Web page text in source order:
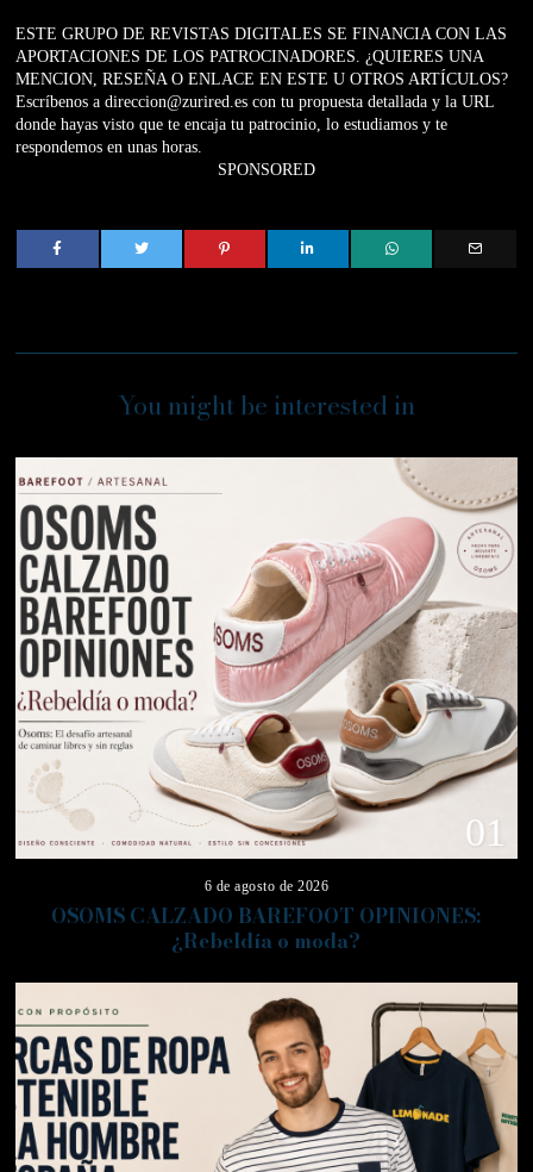
ESTE GRUPO DE REVISTAS DIGITALES SE FINANCIA CON LAS
APORTACIONES DE LOS PATROCINADORES. ¿QUIERES UNA
MENCION, RESEÑA O ENLACE EN ESTE U OTROS ARTÍCULOS?
Escríbenos a direccion@zurired.es con tu propuesta detallada y la URL
donde hayas visto que te encaja tu patrocinio, lo estudiamos y te
respondemos en unas horas.
SPONSORED
You might be interested in
01
6 de agosto de 2026
OSOMS CALZADO BAREFOOT OPINIONES:
¿Rebeldía o moda?